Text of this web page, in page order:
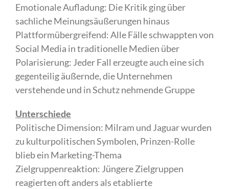
Emotionale Aufladung: Die Kritik ging über
sachliche Meinungsäußerungen hinaus
Plattformübergreifend: Alle Fälle schwappten von
Social Media in traditionelle Medien über
Polarisierung: Jeder Fall erzeugte auch eine sich
gegenteilig äußernde, die Unternehmen
verstehende und in Schutz nehmende Gruppe
Unterschiede
Politische Dimension: Milram und Jaguar wurden
zu kulturpolitischen Symbolen, Prinzen-Rolle
blieb ein Marketing-Thema
Zielgruppenreaktion: Jüngere Zielgruppen
reagierten oft anders als etablierte